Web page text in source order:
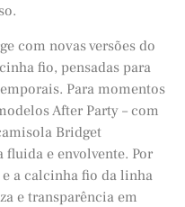
com novas versões do
fio, pensadas para
Para momentos
After Party – com
Bridget
fluida e envolvente. Por
a calcinha fio da linha
e transparência em